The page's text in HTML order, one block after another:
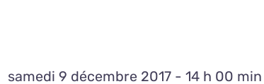
samedi 9 décembre 2017 - 14 h 00 min